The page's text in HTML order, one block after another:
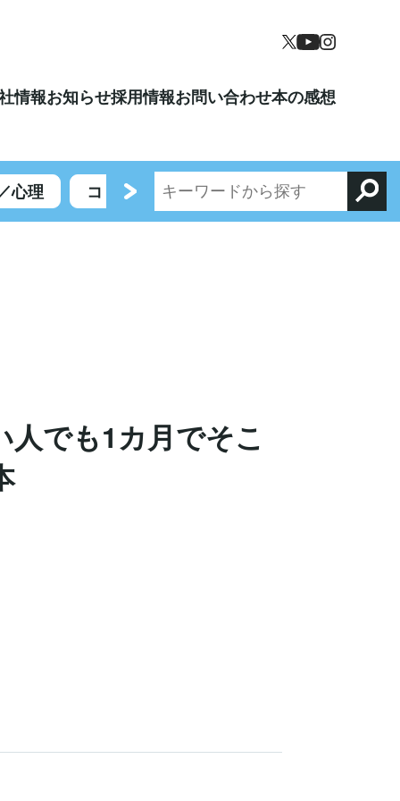
情報お知らせ採用情報お問い合わせ本の感想
心理 コミックエッセイ／エンターテイメント
でも1カ月でそこ